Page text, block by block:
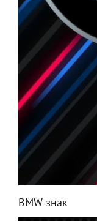
BMW знак